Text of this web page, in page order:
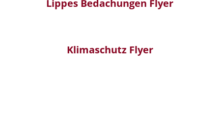
Lippes Bedachungen Flyer
Klimaschutz Flyer